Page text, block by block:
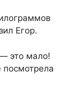
Егор.
это мало!